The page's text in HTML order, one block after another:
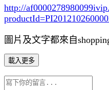
http://
圖片及文字都來自
載入更多